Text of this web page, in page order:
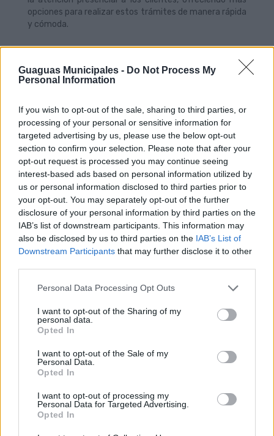
Guaguas Municipales - Do Not Process My
Personal Information
If you wish to opt-out of the sale, sharing to third parties, or
processing of your personal or sensitive information for
targeted advertising by us, please use the below opt-out
section to confirm your selection. Please note that after your
opt-out request is processed you may continue seeing
interest-based ads based on personal information utilized by
us or personal information disclosed to third parties prior to
your opt-out. You may separately opt-out of the further
disclosure of your personal information by third parties on the
IAB’s list of downstream participants. This information may
also be disclosed by us to third parties on the IAB’s List of
Downstream Participants that may further disclose it to other
Personal Data Processing Opt Outs
I want to opt-out of the Sharing of my
personal data.
Opted In
I want to opt-out of the Sale of my
Personal Data.
Opted In
I want to opt-out of processing my
Personal Data for Targeted Advertising.
Opted In
opciones para realizar estos trámites de manera rápida
y cómoda.
Guaguas Municipales refuerza con
3.500 plazas extras las conexiones
con el Campus de Tafira durante la
PAU 2026
29/05/2026
Guaguas Municipales refuerza los próximos días 2, 3, 4
y 5 de junio las líneas regulares 25, 26 y 48, que
conectan distintas zonas de la capital grancanaria con
los desplazamientos del alumnado que se presente a la
Universitario (PAU).La compañía municipal de
transporte, con estas intensificaciones programadas,
área universitaria durante estas jornadas académicas.
La previsión de asistencia a estas pruebas en el
Campus de... LEER MÁS
El Club Voleibol Guaguas exhibe su